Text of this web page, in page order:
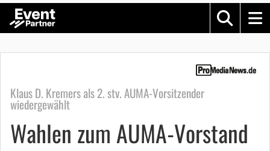
Klaus D. Kremers als 2. stv. AUMA-Vorsitzender
wiedergewählt
Wahlen zum AUMA-Vorstand